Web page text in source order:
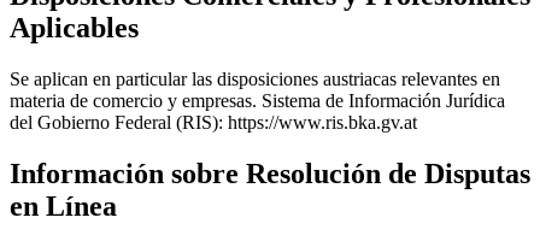
Aplicables
Se aplican en particular las disposiciones austriacas relevantes en
materia de comercio y empresas. Sistema de Información Jurídica
del Gobierno Federal (RIS): https://www.ris.bka.gv.at
Información sobre Resolución de Disputas
en Línea